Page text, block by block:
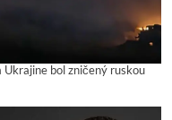
bol zničený ruskou